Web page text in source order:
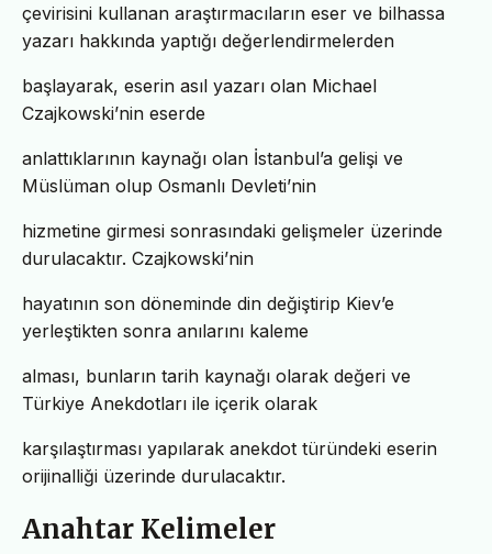
çevirisini kullanan araştırmacıların eser ve bilhassa
yazarı hakkında yaptığı değerlendirmelerden
başlayarak, eserin asıl yazarı olan Michael
Czajkowski’nin eserde
anlattıklarının kaynağı olan İstanbul’a gelişi ve
Müslüman olup Osmanlı Devleti’nin
hizmetine girmesi sonrasındaki gelişmeler üzerinde
durulacaktır. Czajkowski’nin
hayatının son döneminde din değiştirip Kiev’e
yerleştikten sonra anılarını kaleme
alması, bunların tarih kaynağı olarak değeri ve
Türkiye Anekdotları ile içerik olarak
karşılaştırması yapılarak anekdot türündeki eserin
orijinalliği üzerinde durulacaktır.
Anahtar Kelimeler